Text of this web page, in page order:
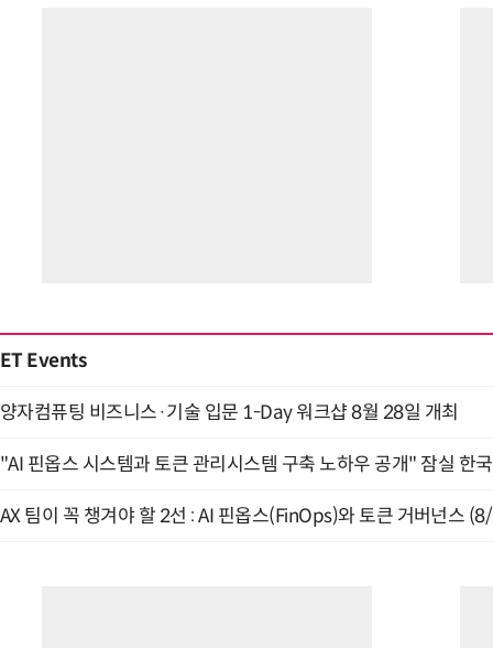
ET Events
양자컴퓨팅 비즈니스·기술 입문 1-Day 워크샵 8월 28일 개최
"AI 핀옵스 시스템과 토큰 관리시스템 구축 노하우 공개" 잠실 한
AX 팀이 꼭 챙겨야 할 2선 : AI 핀옵스(FinOps)와 토큰 거버넌스